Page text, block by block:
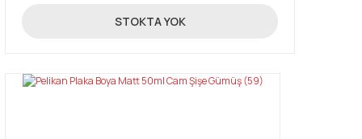
85,00 TL
STOKTA YOK